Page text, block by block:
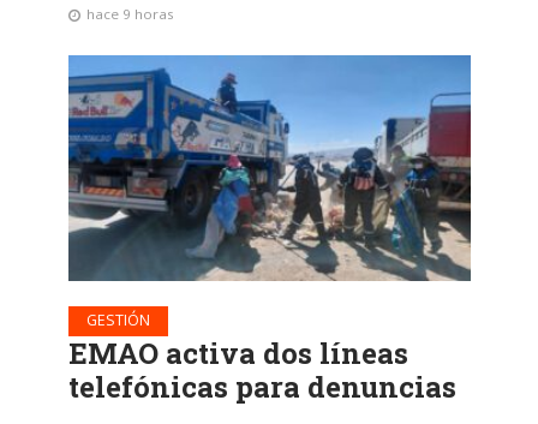
hace 9 horas
GESTIÓN
EMAO activa dos líneas
telefónicas para denuncias